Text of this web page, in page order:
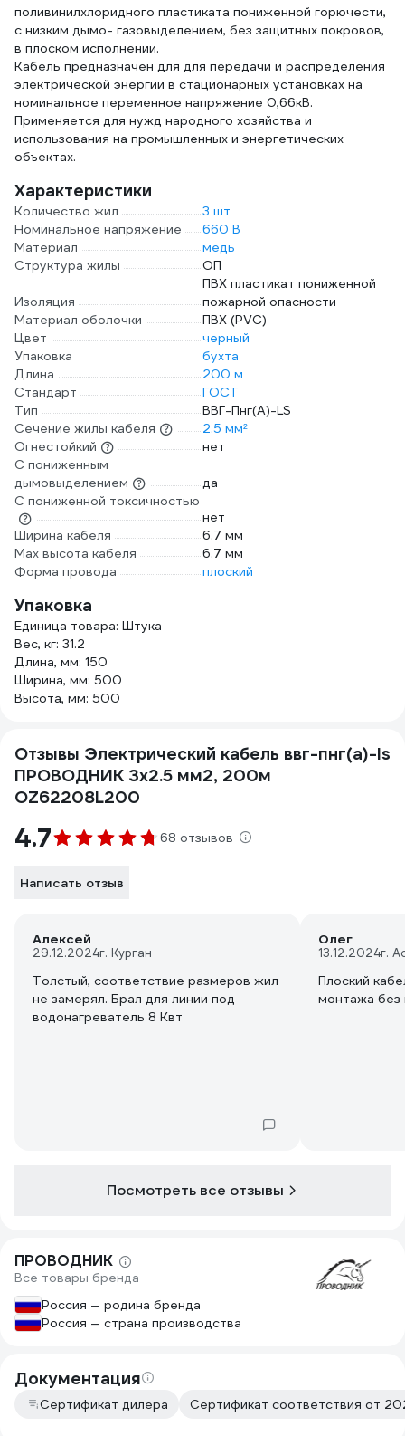
поливинилхлоридного пластиката пониженной горючести,
с низким дымо- газовыделением, без защитных покровов,
в плоском исполнении.
Кабель предназначен для для передачи и распределения
электрической энергии в стационарных установках на
номинальное переменное напряжение 0,66кВ.
Применяется для нужд народного хозяйства и
использования на промышленных и энергетических
объектах.
Характеристики
Количество жил
3 шт
Номинальное напряжение
660 В
Материал
медь
Структура жилы
ОП
Изоляция
ПВХ пластикат пониженной
пожарной опасности
Материал оболочки
ПВХ (PVC)
Цвет
черный
Упаковка
бухта
Длина
200 м
Стандарт
ГОСТ
Тип
ВВГ-Пнг(A)-LS
Сечение жилы кабеля
2.5 мм²
Огнестойкий
нет
С пониженным
дымовыделением
да
С пониженной токсичностью
нет
Ширина кабеля
6.7 мм
Мах высота кабеля
6.7 мм
Форма провода
плоский
Упаковка
Единица товара: Штука
Вес, кг: 31.2
Длина, мм: 150
Ширина, мм: 500
Высота, мм: 500
Отзывы Электрический кабель ввг-пнг(a)-ls
ПРОВОДНИК 3x2.5 мм2, 200м
OZ62208L200
4.7 68 отзывов
Написать отзыв
Алексей
29.12.2024г. Курган
Толстый, соответствие размеров жил
не замерял. Брал для линии под
водонагреватель 8 Квт
Олег
13.12.2024г.
Плоский
монтажа без
Посмотреть все отзывы
ПРОВОДНИК
Все товары бренда
Россия — родина бренда
Россия — страна производства
Документация
Сертификат дилера Сертификат соответствия от